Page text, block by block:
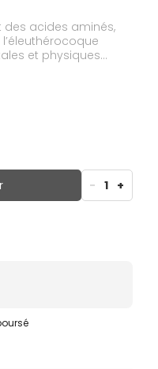
des acides aminés,
et physiques
ou
Ne peut être
- 1 +